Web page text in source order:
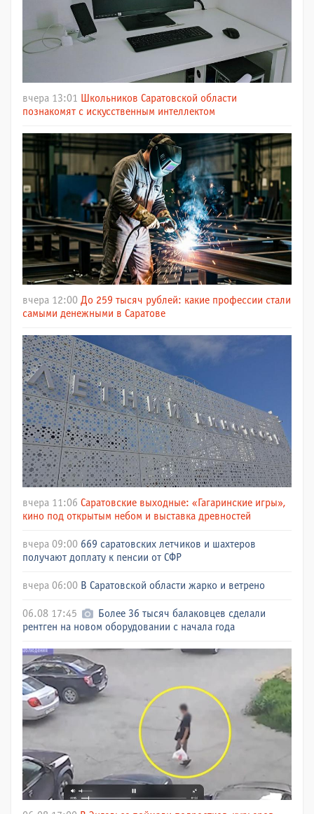
вчера 13:01 Школьников Саратовской области
познакомят с искусственным интеллектом
вчера 12:00 До 259 тысяч рублей: какие профессии стали
самыми денежными в Саратове
вчера 11:06 Саратовские выходные: «Гагаринские игры»,
кино под открытым небом и выставка древностей
вчера 09:00 669 саратовских летчиков и шахтеров
получают доплату к пенсии от СФР
вчера 06:00 В Саратовской области жарко и ветрено
06.08 17:45
Более 36 тысяч балаковцев сделали
рентген на новом оборудовании с начала года